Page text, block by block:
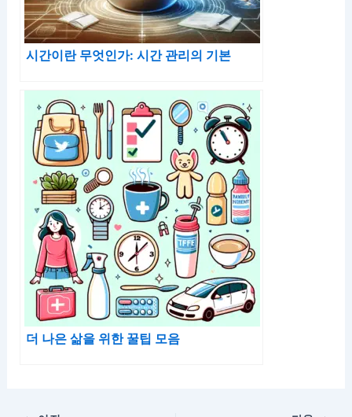
시간이란 무엇인가: 시간 관리의 기본
더 나은 삶을 위한 꿀팁 모음